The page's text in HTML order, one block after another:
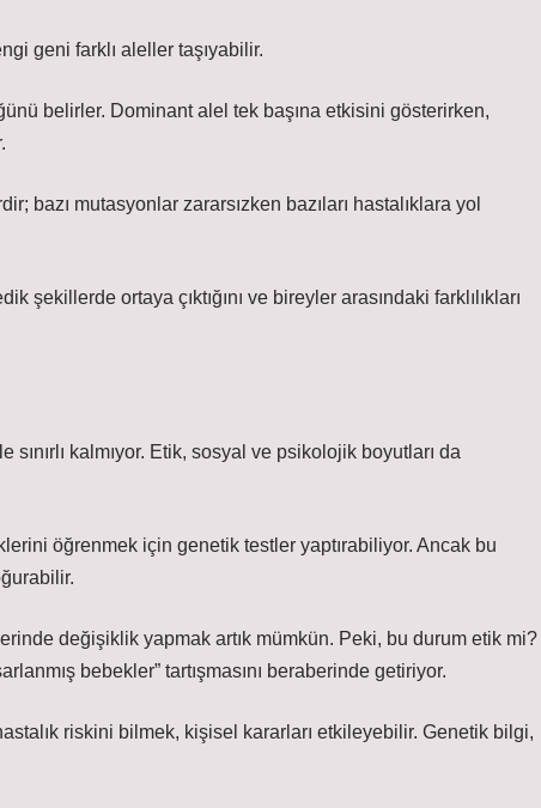
geni farklı aleller taşıyabilir.
belirler. Dominant alel tek başına etkisini gösterirken,
bazı mutasyonlar zararsızken bazıları hastalıklara yol
şekillerde ortaya çıktığını ve bireyler arasındaki farklılıkları
kalmıyor. Etik, sosyal ve psikolojik boyutları da
öğrenmek için genetik testler yaptırabiliyor. Ancak bu
değişiklik yapmak artık mümkün. Peki, bu durum etik mi?
bebekler” tartışmasını beraberinde getiriyor.
riskini bilmek, kişisel kararları etkileyebilir. Genetik bilgi,